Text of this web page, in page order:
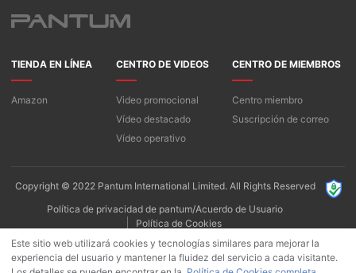
TIENDA EN LÍNEA
Amazon
CENTRO DE VIDEOS
Video promocional
Vídeo destacado
Vídeo operativo
CENTRO DE MIEMBROS
Centro miembro
Suscripción de correo
Copyright © 2022 Pantum International Limited. All Rights Reserved
Política de privacidad de pantum/Acuerdo de Usuario
Política de Cookies
Este sitio web utilizará cookies y tecnologías similares para mejorar la
experiencia del usuario y mantener la fluidez del servicio a cada visitante.